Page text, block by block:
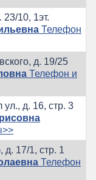
10, 1эт.
Телефон
д. 19/25
Телефон и
д. 16, стр. 3
д. 17/1, стр. 1
Телефон